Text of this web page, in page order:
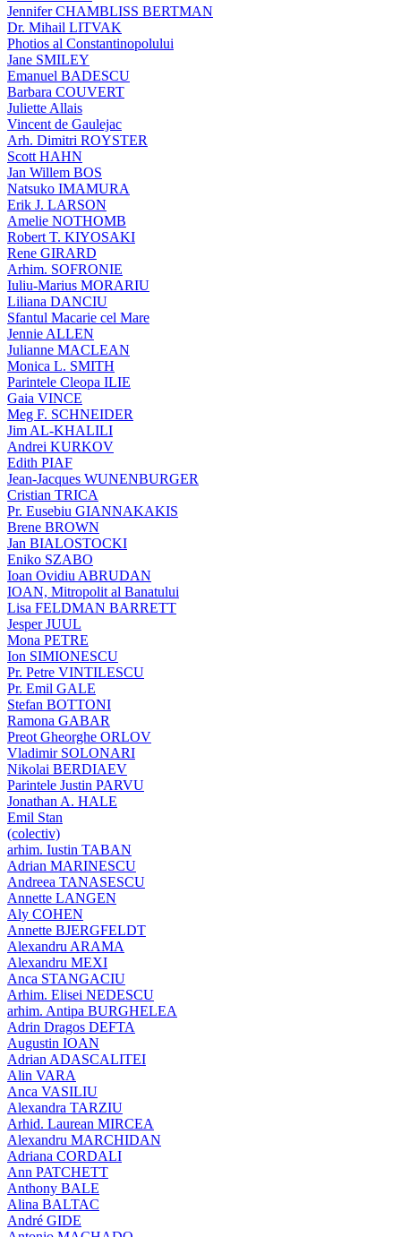
Jennifer CHAMBLISS BERTMAN
Dr. Mihail LITVAK
Photios al Constantinopolului
Jane SMILEY
Emanuel BADESCU
Barbara COUVERT
Juliette Allais
Vincent de Gaulejac
Arh. Dimitri ROYSTER
Scott HAHN
Jan Willem BOS
Natsuko IMAMURA
Erik J. LARSON
Amelie NOTHOMB
Robert T. KIYOSAKI
Rene GIRARD
Arhim. SOFRONIE
Iuliu-Marius MORARIU
Liliana DANCIU
Sfantul Macarie cel Mare
Jennie ALLEN
Julianne MACLEAN
Monica L. SMITH
Parintele Cleopa ILIE
Gaia VINCE
Meg F. SCHNEIDER
Jim AL-KHALILI
Andrei KURKOV
Edith PIAF
Jean-Jacques WUNENBURGER
Cristian TRICA
Pr. Eusebiu GIANNAKAKIS
Brene BROWN
Jan BIALOSTOCKI
Eniko SZABO
Ioan Ovidiu ABRUDAN
IOAN, Mitropolit al Banatului
Lisa FELDMAN BARRETT
Jesper JUUL
Mona PETRE
Ion SIMIONESCU
Pr. Petre VINTILESCU
Pr. Emil GALE
Stefan BOTTONI
Ramona GABAR
Preot Gheorghe ORLOV
Vladimir SOLONARI
Nikolai BERDIAEV
Parintele Justin PARVU
Jonathan A. HALE
Emil Stan
(colectiv)
arhim. Iustin TABAN
Adrian MARINESCU
Andreea TANASESCU
Annette LANGEN
Aly COHEN
Annette BJERGFELDT
Alexandru ARAMA
Alexandru MEXI
Anca STANGACIU
Arhim. Elisei NEDESCU
arhim. Antipa BURGHELEA
Adrin Dragos DEFTA
Augustin IOAN
Adrian ADASCALITEI
Alin VARA
Anca VASILIU
Alexandra TARZIU
Arhid. Laurean MIRCEA
Alexandru MARCHIDAN
Adriana CORDALI
Ann PATCHETT
Anthony BALE
Alina BALTAC
André GIDE